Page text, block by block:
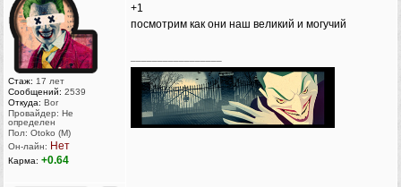
Стаж: 17 лет
Сообщений: 2539
Откуда: Bor
Провайдер: Не
определен
Пол: Otoko (M)
Он-лайн: Нет
Карма: +0.64
+1
посмотрим как они наш великий и могучий